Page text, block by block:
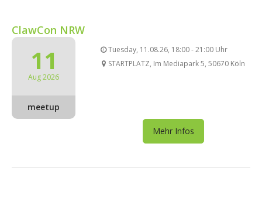
ClawCon NRW
11
Aug 2026
meetup
Tuesday, 11.08.26, 18:00 - 21:00 Uhr
STARTPLATZ, Im Mediapark 5, 50670 Köln
Mehr Infos